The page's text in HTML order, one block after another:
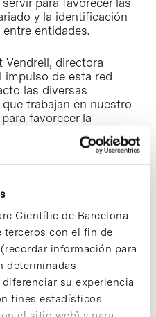
Científic de Barcelona
con el fin de
información para
determinadas
su experiencia
fines estadísticos
para favorecer las
y la identificación
entidades.
Vendrell, directora
impulso de esta red
las diversas
trabajan en nuestro
favorecer la
más ambiciosos y
de las personas. Se
nuestro potencial de
competitivos en el
director asociado
años son
transformar los
en bionanomedicina